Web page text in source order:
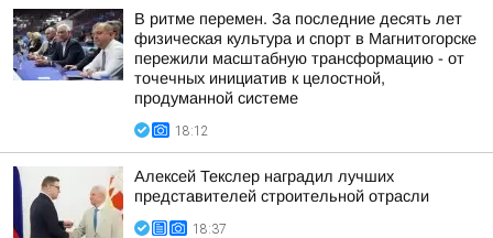
В ритме перемен. За последние десять лет
физическая культура и спорт в Магнитогорске
пережили масштабную трансформацию - от
точечных инициатив к целостной,
продуманной системе
18:12
Алексей Текслер наградил лучших
представителей строительной отрасли
18:37